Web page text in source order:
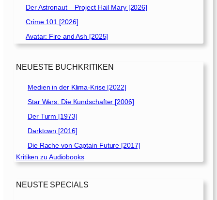
Der Astronaut – Project Hail Mary [2026]
Crime 101 [2026]
Avatar: Fire and Ash [2025]
NEUESTE BUCHKRITIKEN
Medien in der Klima-Krise [2022]
Star Wars: Die Kundschafter [2006]
Der Turm [1973]
Darktown [2016]
Die Rache von Captain Future [2017]
Kritiken zu Audiobooks
NEUSTE SPECIALS